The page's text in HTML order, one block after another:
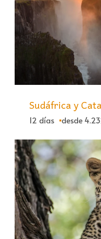
Sudáfrica y
12 días desde